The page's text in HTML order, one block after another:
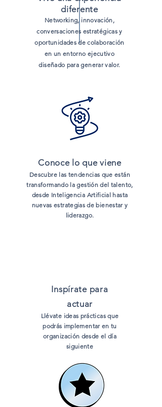
diferente
Networking, innovación,
conversaciones estratégicas y
oportunidades de colaboración
en un entorno ejecutivo
diseñado para generar valor.
Conoce lo que viene
Descubre las tendencias que están
transformando la gestión del talento,
desde Inteligencia Artificial hasta
nuevas estrategias de bienestar y
liderazgo.
Inspírate para
actuar
Llévate ideas prácticas que
podrás implementar en tu
organización desde el día
siguiente